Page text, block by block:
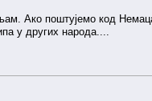
Ако поштујемо код
у других народа....